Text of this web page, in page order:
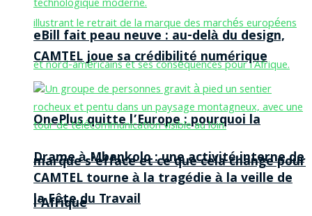
OnePlus quitte l’Europe : pourquoi la
marque s’efface et ce que cela change pour
l’Afrique
eBill fait peau neuve : au-delà du design,
CAMTEL joue sa crédibilité numérique
Drame à Mbankolo : une activité interne de
CAMTEL tourne à la tragédie à la veille de
la Fête du Travail